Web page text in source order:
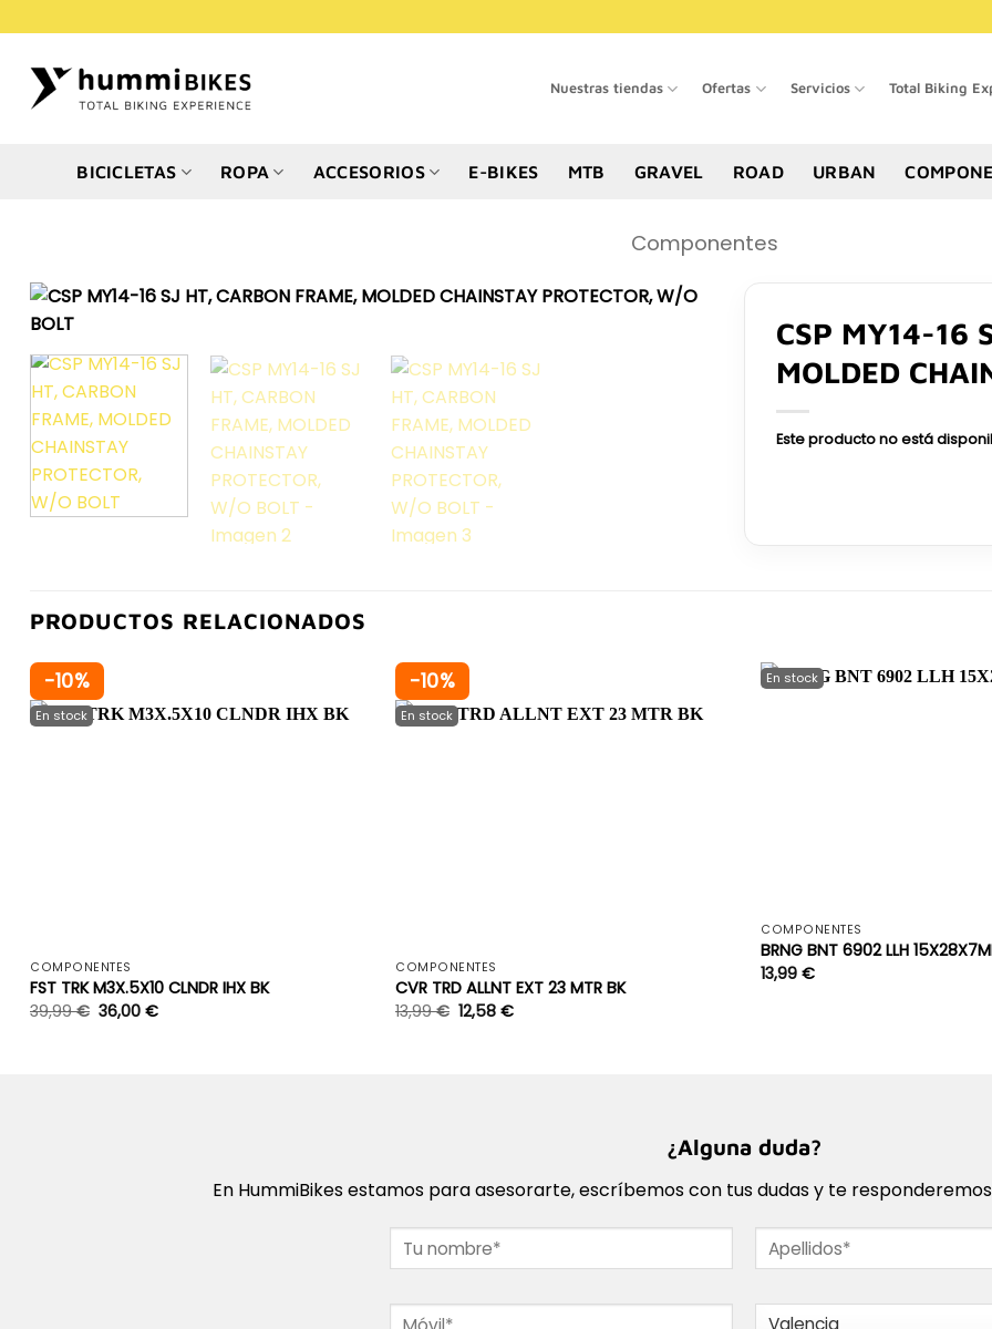
al
contenido
Nuestras tiendas Ofertas Servicios Total Biking
BICICLETAS ROPA ACCESORIOS E-BIKES MTB GRAVEL ROAD URBAN
Componentes
CSP MY14-16
MOLDED
Este producto no está
PRODUCTOS RELACIONADOS
-10%
COMPONENTES
FST TRK M3X.5X10 CLNDR IHX BK
39,99€ 36,00€
-10%
COMPONENTES
CVR TRD ALLNT EXT 23 MTR BK
13,99€ 12,58€
COMPONENTES
BRNG BNT 6902 LLH
13,99 €
¿Alguna duda?
En HummiBikes estamos para asesorarte, escríbemos con tus dudas y te